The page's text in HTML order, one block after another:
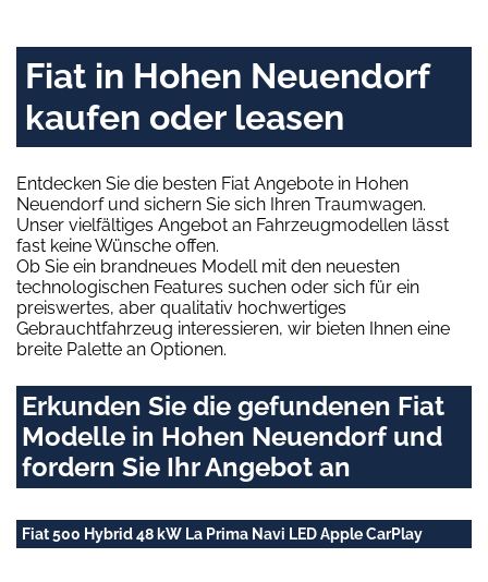
Fiat in Hohen Neuendorf
kaufen oder leasen
Entdecken Sie die besten Fiat Angebote in Hohen
Neuendorf und sichern Sie sich Ihren Traumwagen.
Unser vielfältiges Angebot an Fahrzeugmodellen lässt
fast keine Wünsche offen.
Ob Sie ein brandneues Modell mit den neuesten
technologischen Features suchen oder sich für ein
preiswertes, aber qualitativ hochwertiges
Gebrauchtfahrzeug interessieren, wir bieten Ihnen eine
breite Palette an Optionen.
Erkunden Sie die gefundenen Fiat
Modelle in Hohen Neuendorf und
fordern Sie Ihr Angebot an
Fiat 500 Hybrid 48 kW La Prima Navi LED Apple CarPlay